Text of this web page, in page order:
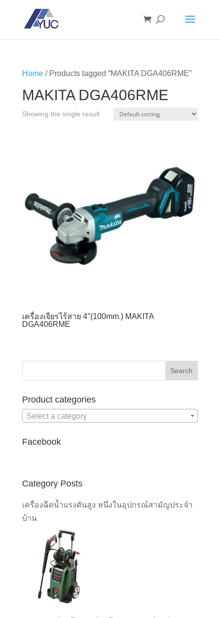
Home/ Products tagged “MAKITA DGA406RME”
MAKITA DGA406RME
Showing the single result
เครื่องเจียรไร้สาย 4″(100mm.) MAKITA
DGA406RME
Product categories
Select a category
Facebook
Category Posts
เครื่องฉีดน้ำแรงดันสูง หนึ่งในอุปกรณ์สามัญประจำ
บ้าน